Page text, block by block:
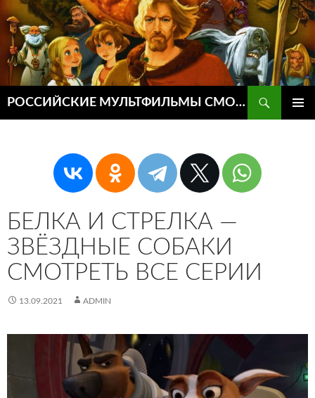
РОССИЙСКИЕ МУЛЬТФИЛЬМЫ СМОТРЕТЬ ОНЛАЙН
БЕЛКА И СТРЕЛКА —
ЗВЁЗДНЫЕ СОБАКИ
СМОТРЕТЬ ВСЕ СЕРИИ
13.09.2021 ADMIN